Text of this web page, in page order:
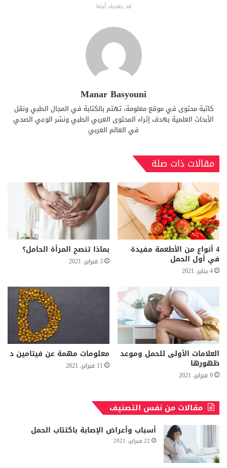
قد يعجبك أيضا
Manar Basyouni
كاتبة محتوى في موقع معلومة، تهتم بالكتابة في المجال الطبي ونقل
الأبحاث العلمية بهدف إثراء المحتوى العربي الطبي ونشر الوعي الصحي
في العالم العربي
مقالات ذات صلة
4 أنواع من الأطعمة مفيدة
في أول الحمل
4 يناير، 2021
بماذا تنصح المرأة الحامل؟
3 فبراير، 2021
العلامات الأولى للحمل وموعد
ظهورها
9 فبراير، 2021
معلومات مهمة عن فيتامين د
11 فبراير، 2021
مقالات من نفس التصنيف
أسباب وأعراض الإصابة باكتئاب الحمل
22 فبراير، 2021